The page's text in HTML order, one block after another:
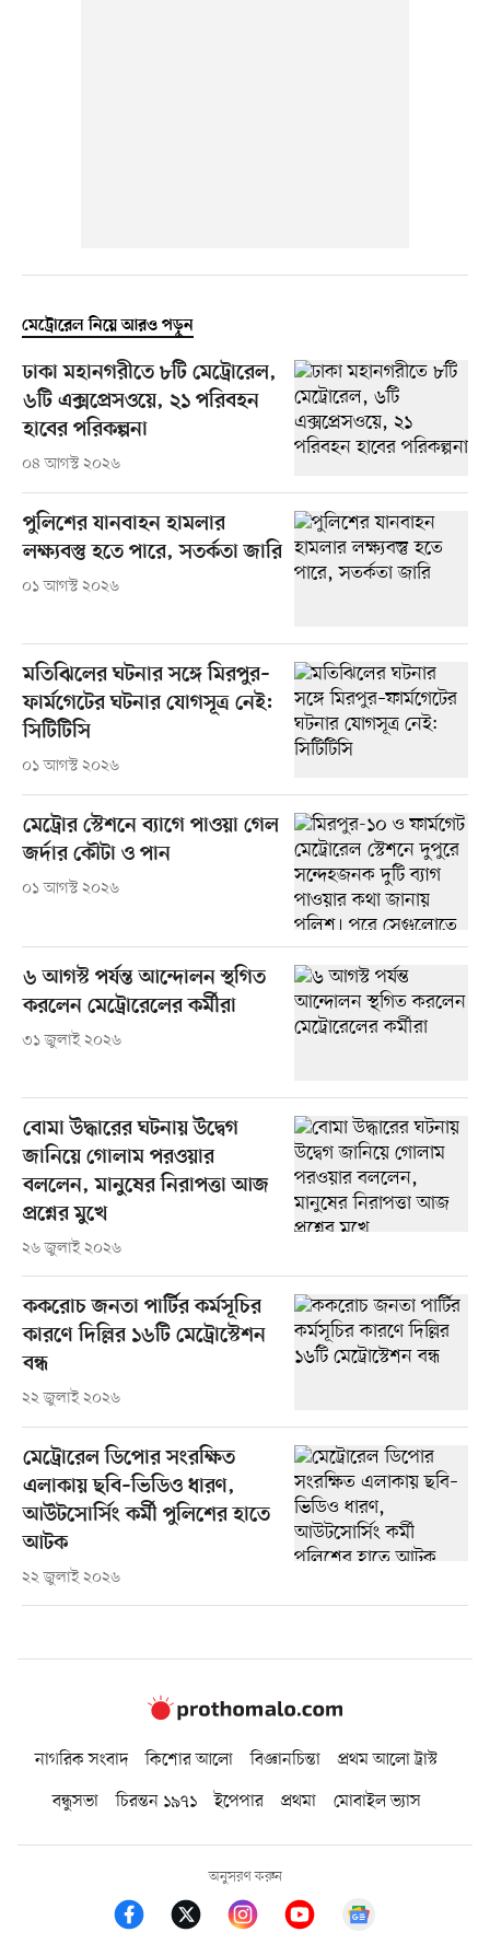
মেট্রোরেল নিয়ে আরও পড়ুন
ঢাকা মহানগরীতে ৮টি মেট্রোরেল,
৬টি এক্সপ্রেসওয়ে, ২১ পরিবহন
হাবের পরিকল্পনা
০৪ আগস্ট ২০২৬
পুলিশের যানবাহন হামলার
লক্ষ্যবস্তু হতে পারে, সতর্কতা জারি
০১ আগস্ট ২০২৬
মতিঝিলের ঘটনার সঙ্গে মিরপুর–
ফার্মগেটের ঘটনার যোগসূত্র নেই:
সিটিটিসি
০১ আগস্ট ২০২৬
মেট্রোর স্টেশনে ব্যাগে পাওয়া গেল
জর্দার কৌটা ও পান
০১ আগস্ট ২০২৬
৬ আগস্ট পর্যন্ত আন্দোলন স্থগিত
করলেন মেট্রোরেলের কর্মীরা
৩১ জুলাই ২০২৬
বোমা উদ্ধারের ঘটনায় উদ্বেগ
জানিয়ে গোলাম পরওয়ার
বললেন, মানুষের নিরাপত্তা আজ
প্রশ্নের মুখে
২৬ জুলাই ২০২৬
ককরোচ জনতা পার্টির কর্মসূচির
কারণে দিল্লির ১৬টি মেট্রোস্টেশন
বন্ধ
২২ জুলাই ২০২৬
মেট্রোরেল ডিপোর সংরক্ষিত
এলাকায় ছবি–ভিডিও ধারণ,
আউটসোর্সিং কর্মী পুলিশের হাতে
আটক
২২ জুলাই ২০২৬
নাগরিক সংবাদ কিশোর আলো বিজ্ঞানচিন্তা
প্রথম আলো ট্রাস্ট
বন্ধুসভা
চিরন্তন ১৯৭১ ইপেপার প্রথমা মোবাইল ভ্যাস
অনুসরণ করুন